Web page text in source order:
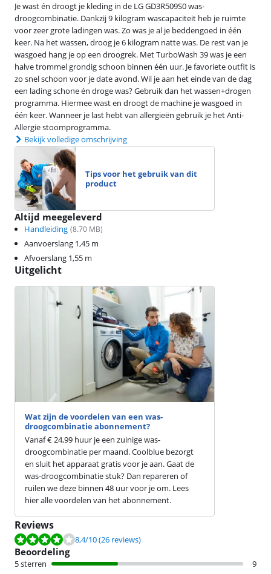
Je wast én droogt je kleding in de LG GD3R509S0 was-
droogcombinatie. Dankzij 9 kilogram wascapaciteit heb je ruimte
voor zeer grote ladingen was. Zo was je al je beddengoed in één
keer. Na het wassen, droog je 6 kilogram natte was. De rest van je
wasgoed hang je op een droogrek. Met TurboWash 39 was je een
halve trommel grondig schoon binnen één uur. Je favoriete outfit is
zo snel schoon voor je date avond. Wil je aan het einde van de dag
een lading schone én droge was? Gebruik dan het wassen+drogen
programma. Hiermee wast en droogt de machine je wasgoed in
één keer. Wanneer je last hebt van allergieën gebruik je het Anti-
Allergie stoomprogramma.
Bekijk volledige omschrijving
Tips voor het gebruik van dit
product
Altijd meegeleverd
Handleiding (8.70 MB)
Aanvoerslang 1,45 m
Afvoerslang 1,55 m
Uitgelicht
Wat zijn de voordelen van een was-
droogcombinatie abonnement?
Vanaf € 24,99 huur je een zuinige was-
droogcombinatie per maand. Coolblue bezorgt
en sluit het apparaat gratis voor je aan. Gaat de
was-droogcombinatie stuk? Dan repareren of
ruilen we deze binnen 48 uur voor je om. Lees
hier alle voordelen van het abonnement.
Reviews
Beoordeling is 8,4 van de 10, gebaseerd op 26 reviews.
8,4/10(26 reviews)
Beoordeling
5 sterren 9